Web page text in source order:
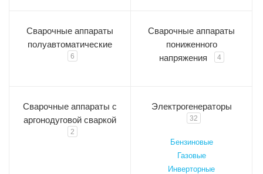
Сварочные аппараты
полуавтоматические
6
Сварочные аппараты
пониженного
напряжения
4
Сварочные аппараты с
аргонодуговой сваркой
2
Электрогенераторы
32
Бензиновые
Газовые
Инверторные